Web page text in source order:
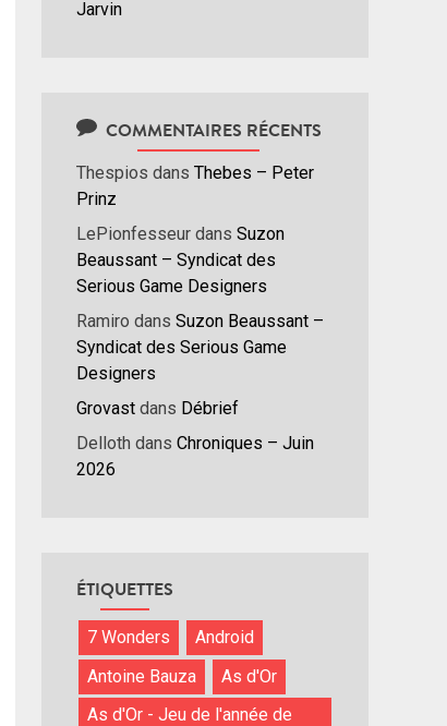
Jarvin
COMMENTAIRES RÉCENTS
Thespios dans Thebes – Peter
Prinz
LePionfesseur dans Suzon
Beaussant – Syndicat des
Serious Game Designers
Ramiro dans Suzon Beaussant –
Syndicat des Serious Game
Designers
Grovast dans Débrief
Delloth dans Chroniques – Juin
2026
ÉTIQUETTES
7 Wonders
Android
Antoine Bauza
As d'Or
As d'Or - Jeu de l'année de